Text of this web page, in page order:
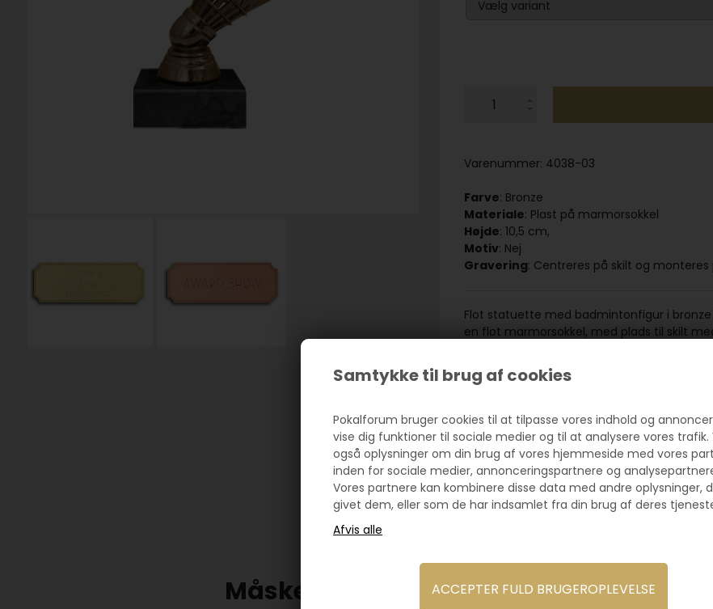
Samtykke til brug af cookies
Pokalforum bruger cookies til at tilpasse vores indhold og
vise dig funktioner til sociale medier og til at analysere vores trafik.
også oplysninger om din brug af vores hjemmeside med vores
inden for sociale medier, annonceringspartnere og
Vores partnere kan kombinere disse data med andre oplysninger,
givet dem, eller som de har indsamlet fra din brug af deres
Varenummer: 4038-03
Farve: Bronze
Materiale: Plast på marmorsokkel
Højde: 10,5 cm,
Motiv: Nej
Gravering: Centreres på skilt og
Flot statuette med badmintonfigur i
en flot marmorsokkel, med plads til skilt
GRAVERING PÅ STATUETTER
Der graveres på et sokkelskilt, som
graveringstekst centreres og sættes pænt
bronze afhængigt af hvilken statuette de
gravering til en fast lav enhedspris pr. skilt.
Altid hurtig levering hos Pokalforum!
Måske er du også interesseret i